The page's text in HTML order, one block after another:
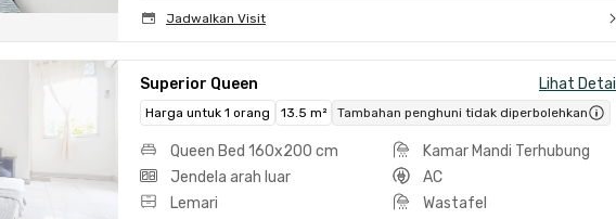
Jadwalkan Visit
Superior Queen Lihat Detail
Harga untuk 1 orang 13.5 m² Tambahan penghuni tidak diperbolehkan
Queen Bed 160x200 cm
Kamar Mandi Terhubung
Jendela arah luar
AC
Lemari
Wastafel